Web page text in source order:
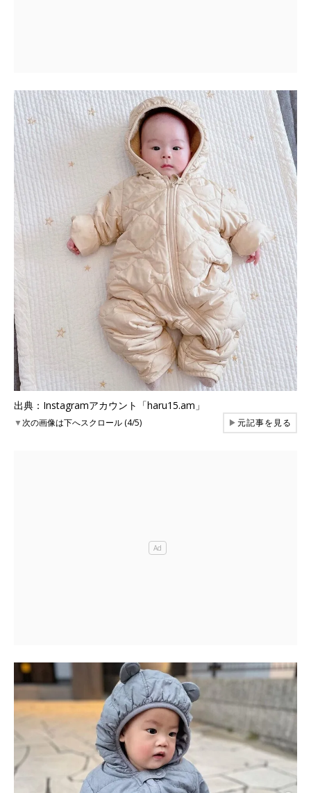
出典：Instagramアカウント「haru15.am」
▼次の画像は下へスクロール (4/5) ▶元記事を見る